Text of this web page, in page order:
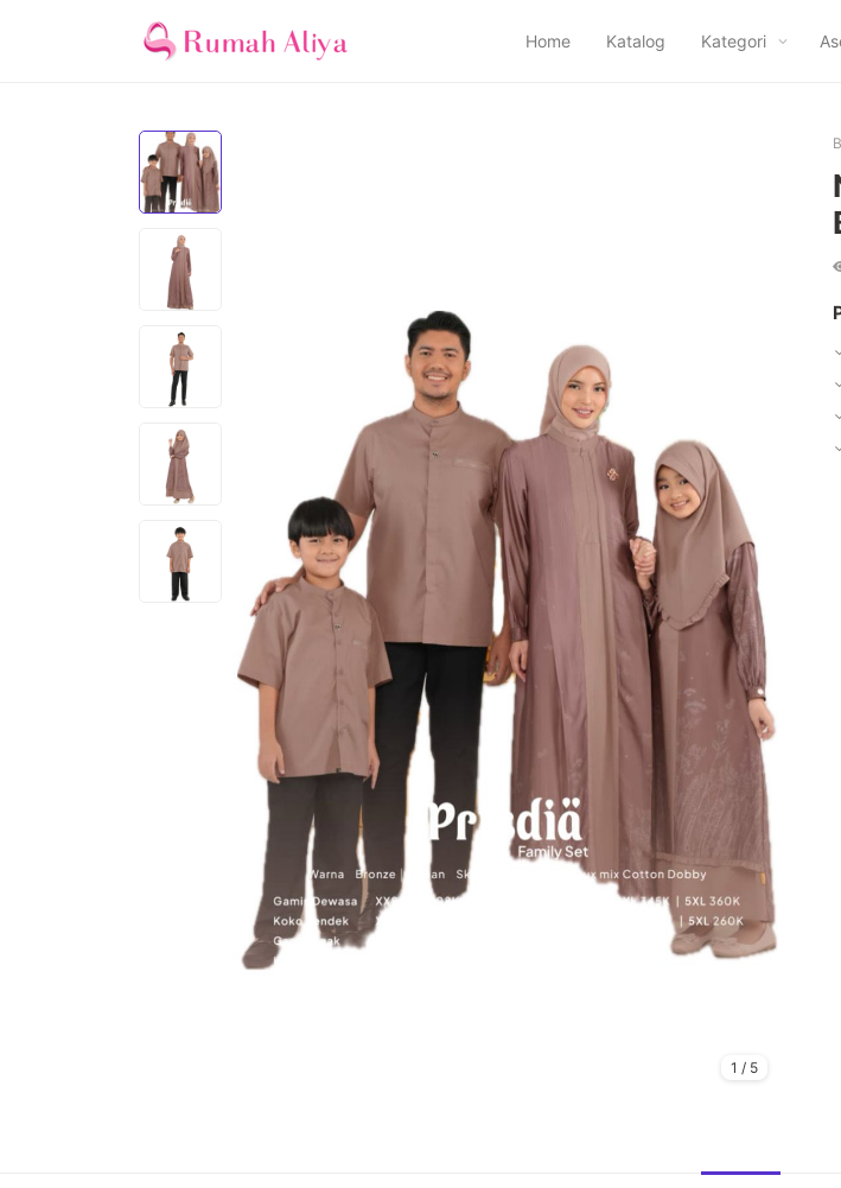
Home Katalog Kategori
1 / 5